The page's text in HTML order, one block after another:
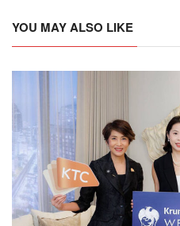
YOU MAY ALSO LIKE